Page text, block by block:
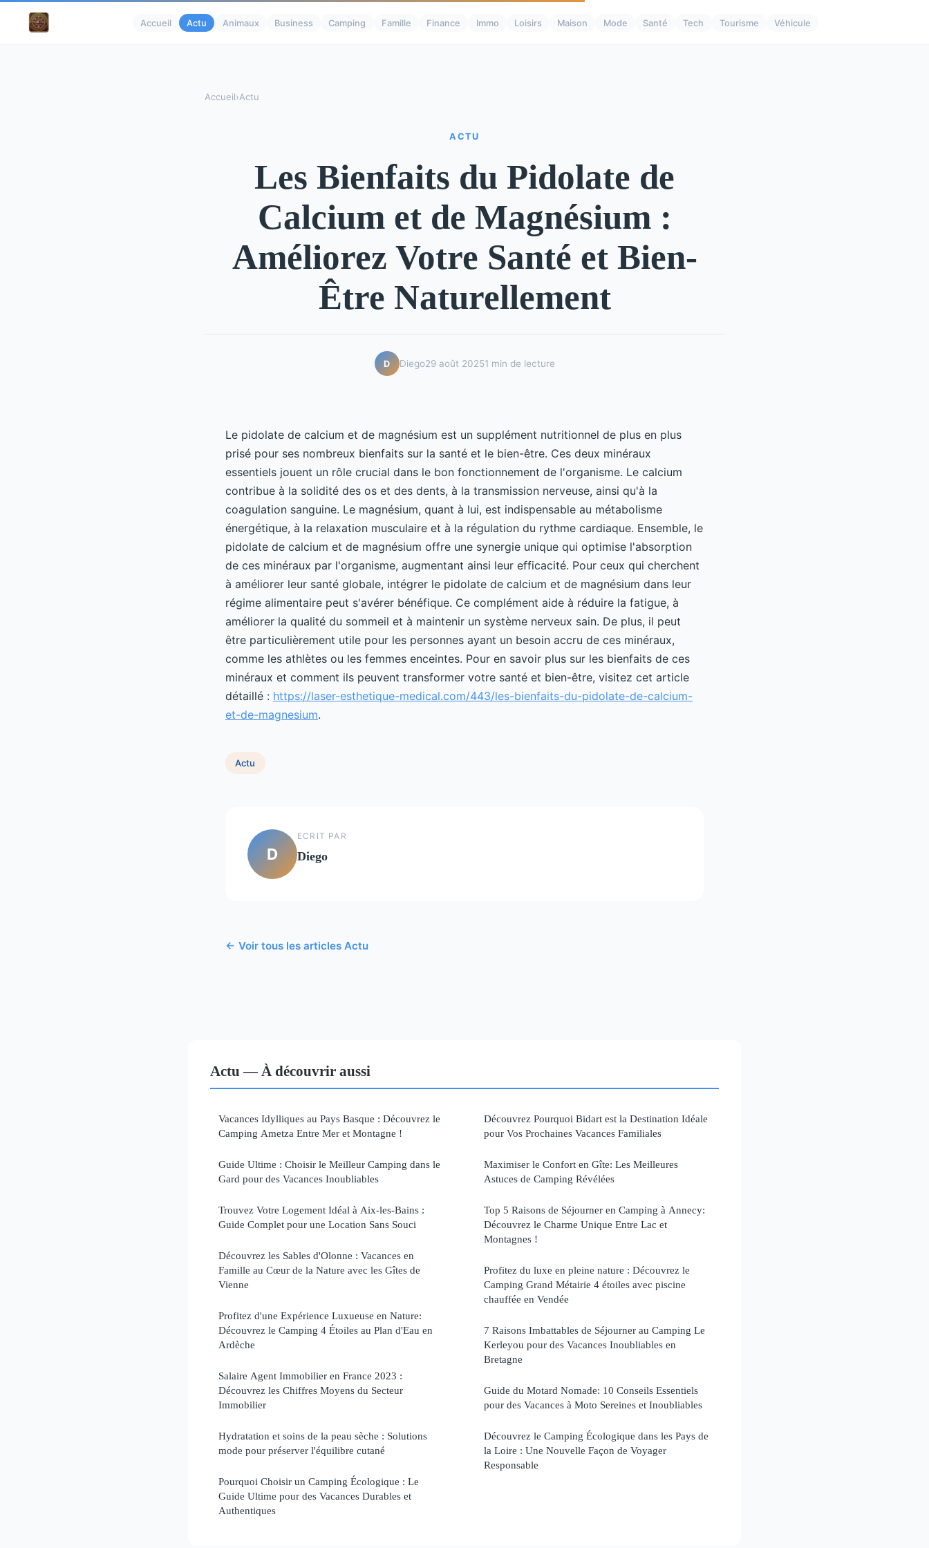
Accueil Actu Animaux Business Camping Famille Finance Immo Loisirs Maison Mode Santé Tech Tourisme Véhicule
Accueil›Actu
ACTU
Les Bienfaits du Pidolate de
Calcium et de Magnésium :
Améliorez Votre Santé et Bien-
Être Naturellement
D Diego29 août 20251 min de lecture
Le pidolate de calcium et de magnésium est un supplément nutritionnel de plus en plus
prisé pour ses nombreux bienfaits sur la santé et le bien-être. Ces deux minéraux
essentiels jouent un rôle crucial dans le bon fonctionnement de l'organisme. Le calcium
contribue à la solidité des os et des dents, à la transmission nerveuse, ainsi qu'à la
coagulation sanguine. Le magnésium, quant à lui, est indispensable au métabolisme
énergétique, à la relaxation musculaire et à la régulation du rythme cardiaque. Ensemble, le
pidolate de calcium et de magnésium offre une synergie unique qui optimise l'absorption
de ces minéraux par l'organisme, augmentant ainsi leur efficacité. Pour ceux qui cherchent
à améliorer leur santé globale, intégrer le pidolate de calcium et de magnésium dans leur
régime alimentaire peut s'avérer bénéfique. Ce complément aide à réduire la fatigue, à
améliorer la qualité du sommeil et à maintenir un système nerveux sain. De plus, il peut
être particulièrement utile pour les personnes ayant un besoin accru de ces minéraux,
comme les athlètes ou les femmes enceintes. Pour en savoir plus sur les bienfaits de ces
minéraux et comment ils peuvent transformer votre santé et bien-être, visitez cet article
détaillé : https://laser-esthetique-medical.com/443/les-bienfaits-du-pidolate-de-calcium-
et-de-magnesium.
Actu
D
ECRIT PAR
Diego
← Voir tous les articles Actu
Actu — À découvrir aussi
Vacances Idylliques au Pays Basque : Découvrez le
Camping Ametza Entre Mer et Montagne !
Guide Ultime : Choisir le Meilleur Camping dans le
Gard pour des Vacances Inoubliables
Trouvez Votre Logement Idéal à Aix-les-Bains :
Guide Complet pour une Location Sans Souci
Découvrez les Sables d'Olonne : Vacances en
Famille au Cœur de la Nature avec les Gîtes de
Vienne
Profitez d'une Expérience Luxueuse en Nature:
Découvrez le Camping 4 Étoiles au Plan d'Eau en
Ardèche
Salaire Agent Immobilier en France 2023 :
Découvrez les Chiffres Moyens du Secteur
Immobilier
Hydratation et soins de la peau sèche : Solutions
mode pour préserver l'équilibre cutané
Pourquoi Choisir un Camping Écologique : Le
Guide Ultime pour des Vacances Durables et
Authentiques
Découvrez Pourquoi Bidart est la Destination Idéale
pour Vos Prochaines Vacances Familiales
Maximiser le Confort en Gîte: Les Meilleures
Astuces de Camping Révélées
Top 5 Raisons de Séjourner en Camping à Annecy:
Découvrez le Charme Unique Entre Lac et
Montagnes !
Profitez du luxe en pleine nature : Découvrez le
Camping Grand Métairie 4 étoiles avec piscine
chauffée en Vendée
7 Raisons Imbattables de Séjourner au Camping Le
Kerleyou pour des Vacances Inoubliables en
Bretagne
Guide du Motard Nomade: 10 Conseils Essentiels
pour des Vacances à Moto Sereines et Inoubliables
Découvrez le Camping Écologique dans les Pays de
la Loire : Une Nouvelle Façon de Voyager
Responsable